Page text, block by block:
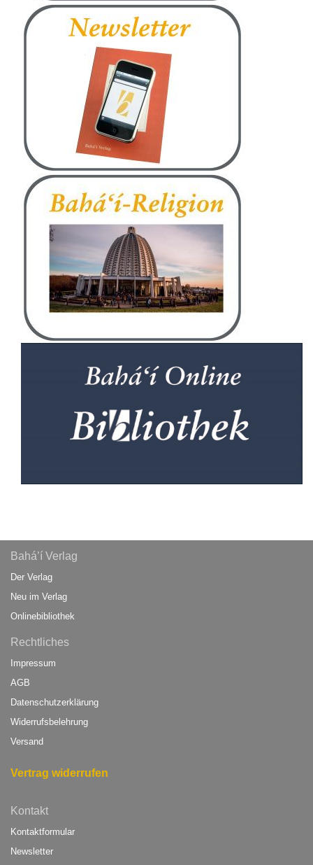
Bahá’í Verlag
Der Verlag
Neu im Verlag
Onlinebibliothek
Rechtliches
Impressum
AGB
Datenschutzerklärung
Widerrufsbelehrung
Versand
Vertrag widerrufen
Kontakt
Kontaktformular
Newsletter